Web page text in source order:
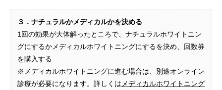
３．ナチュラルかメディカルかを決める
1回の効果が大体解ったところで、ナチュラルホワイトニン
グにするかメディカルホワイトニングにするを決め、回数券
を購入する
※メディカルホワイトニングに進む場合は、別途オンライン
診療が必要になります。詳しくは メディカルホワイトニング